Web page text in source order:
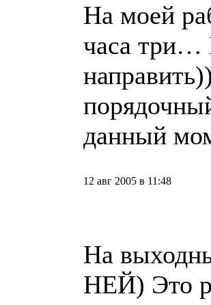
На моей
часа три…
данный
12 авг 2005 в 11:48
На
НЕЙ) Это